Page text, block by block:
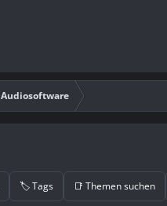
Audiosoftware
🏷️ Tags 📑 Themen suchen